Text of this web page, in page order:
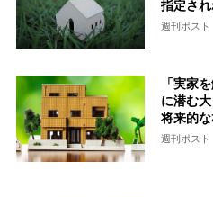
指定さ
週刊ポスト
「実家
に潜む
将来的
週刊ポスト